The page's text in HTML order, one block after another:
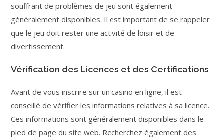
souffrant de problèmes de jeu sont également
généralement disponibles. Il est important de se rappeler
que le jeu doit rester une activité de loisir et de
divertissement.
Vérification des Licences et des Certifications
Avant de vous inscrire sur un casino en ligne, il est
conseillé de vérifier les informations relatives à sa licence.
Ces informations sont généralement disponibles dans le
pied de page du site web. Recherchez également des